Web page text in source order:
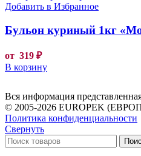
Добавить в Избранное
Бульон куриный 1кг
от 319 ₽
В корзину
Вся информация
© 2005-2026 EUROPEK
Политика конфиденциальности
Свернуть